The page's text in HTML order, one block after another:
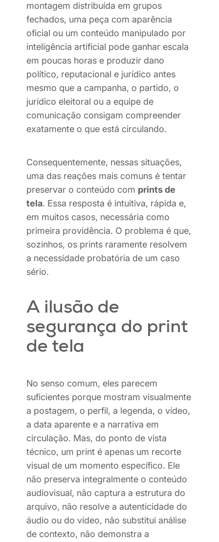
montagem distribuída em grupos
fechados, uma peça com aparência
oficial ou um conteúdo manipulado por
inteligência artificial pode ganhar escala
em poucas horas e produzir dano
político, reputacional e jurídico antes
mesmo que a campanha, o partido, o
jurídico eleitoral ou a equipe de
comunicação consigam compreender
exatamente o que está circulando.
Consequentemente, nessas situações,
uma das reações mais comuns é tentar
preservar o conteúdo com prints de
tela. Essa resposta é intuitiva, rápida e,
em muitos casos, necessária como
primeira providência. O problema é que,
sozinhos, os prints raramente resolvem
a necessidade probatória de um caso
sério.
A ilusão de
segurança do print
de tela
No senso comum, eles parecem
suficientes porque mostram visualmente
a postagem, o perfil, a legenda, o vídeo,
a data aparente e a narrativa em
circulação. Mas, do ponto de vista
técnico, um print é apenas um recorte
visual de um momento específico. Ele
não preserva integralmente o conteúdo
audiovisual, não captura a estrutura do
arquivo, não resolve a autenticidade do
áudio ou do vídeo, não substitui análise
de contexto, não demonstra a